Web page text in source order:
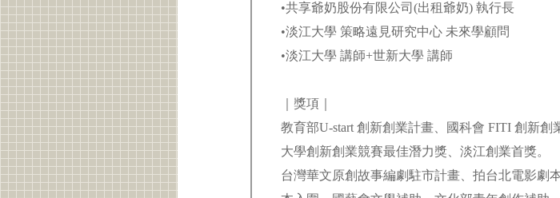
•共享爺奶股份有限公司(出租爺奶) 執行長
•淡江大學 策略遠見研究中心 未來學顧問
•淡江大學 講師+世新大學 講師
｜獎項｜
教育部U-start 創新創業計畫、國科會 FITI 創新
大學創新創業競賽最佳潛力獎、淡江創業首獎。
台灣華文原創故事編劇駐市計畫、拍台北電影劇